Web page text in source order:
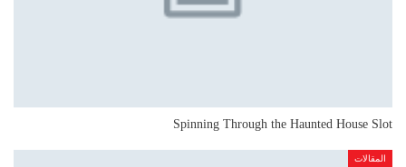
Spinning Through the Haunted House Slot
المقالات